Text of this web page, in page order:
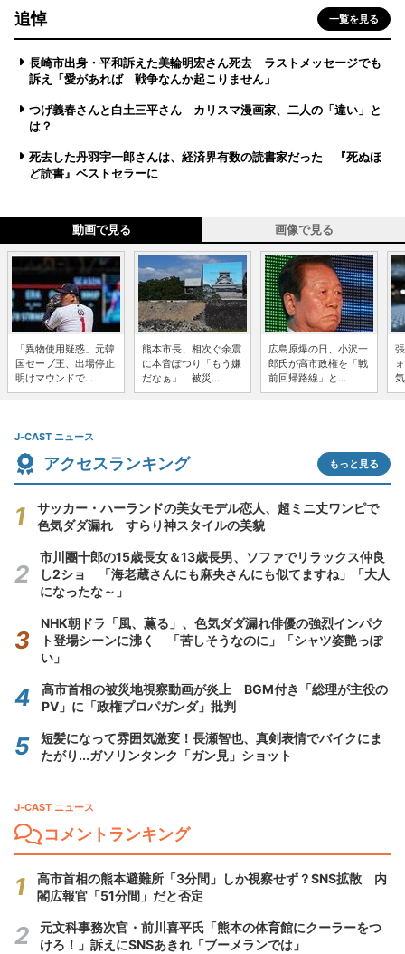
追悼 一覧を見る
長崎市出身・平和訴えた美輪明宏さん死去 ラストメッセージでも
訴え「愛があれば 戦争なんか起こりません」
つげ義春さんと白土三平さん カリスマ漫画家、二人の「違い」と
は？
死去した丹羽宇一郎さんは、経済界有数の読書家だった 『死ぬほ
ど読書』ベストセラーに
動画で見る 画像で見る
「異物使用疑惑」元韓
国セーブ王、出場停止
明けマウンドで...
熊本市長、相次ぐ余震
に本音ぽつり「もう嫌
だなぁ」 被災...
広島原爆の日、小沢一
郎氏が高市政権を「戦
前回帰路線」と...
J-CAST ニュース
アクセスランキング もっと見る
サッカー・ハーランドの美女モデル恋人、超ミニ丈ワンピで
色気ダダ漏れ すらり神スタイルの美貌
市川團十郎の15歳長女＆13歳長男、ソファでリラックス仲良
し2ショ 「海老蔵さんにも麻央さんにも似てますね」「大人
になったな～」
NHK朝ドラ「風、薫る」、色気ダダ漏れ俳優の強烈インパク
ト登場シーンに沸く 「苦しそうなのに」「シャツ姿艶っぽ
い」
高市首相の被災地視察動画が炎上 BGM付き「総理が主役の
PV」に「政権プロパガンダ」批判
短髪になって雰囲気激変！長瀬智也、真剣表情でバイクにま
たがり...ガソリンタンク「ガン見」ショット
J-CAST ニュース
コメントランキング
高市首相の熊本避難所「3分間」しか視察せず？SNS拡散 内
閣広報官「51分間」だと否定
元文科事務次官・前川喜平氏「熊本の体育館にクーラーをつ
けろ！」訴えにSNSあきれ「ブーメランでは」